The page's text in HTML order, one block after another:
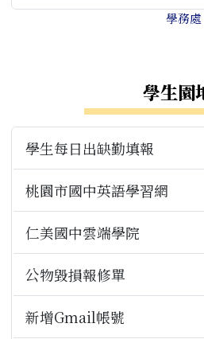
學務
學生園
學生每日出缺勤填報
桃園市國中英語學習網
仁美國中雲端學院
公物毀損報修單
新增Gmail帳號